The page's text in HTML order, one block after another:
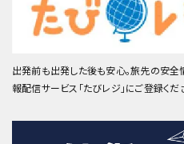
出発前も出発した後も安心。旅先の安
報配信サービス「たびレジ」にご登録くだ